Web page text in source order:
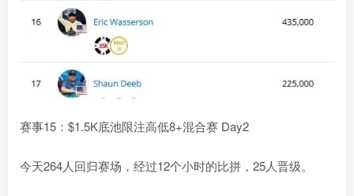
赛事15：$1.5K底池限注高低8+混合赛 Day2
今天264人回归赛场，经过12个小时的比拼，25人晋级。